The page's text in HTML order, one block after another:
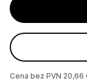
Vinila
Cena bez PVN 20,66